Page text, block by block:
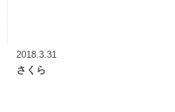
2018.3.31
さくら